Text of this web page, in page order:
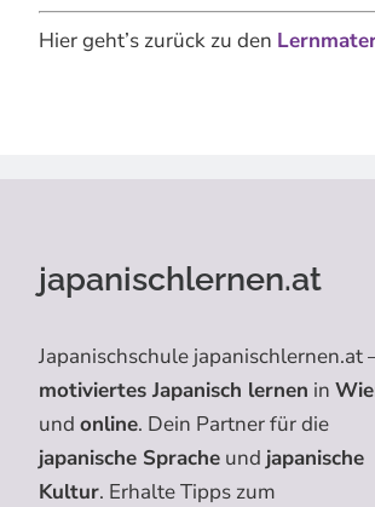
Hier geht’s zurück zu den
japanischlernen.at
Japanischschule japanischlernen.at
motiviertes Japanisch lernen in
und online. Dein Partner für die
japanische Spracheund japanische
Kultur. Erhalte Tipps zum